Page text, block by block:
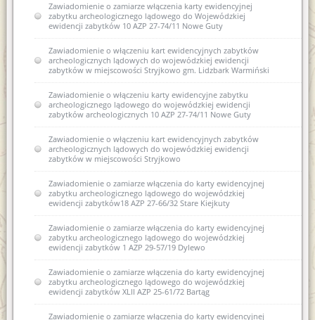
Zawiadomienie o zamiarze włączenia karty ewidencyjnej
zabytku archeologicznego lądowego do Wojewódzkiej
ewidencji zabytków 13 AZP 18-61/36 Stryjkowo
Zawiadomienie o zamiarze włączenia karty ewidencyjnej
zabytku archeologicznego lądowego do Wojewódzkiej
ewidencji zabytków 10 AZP 27-74/11 Nowe Guty
Zawiadomienie o włączeniu kart ewidencyjnych zabytków
archeologicznych lądowych do wojewódzkiej ewidencji
zabytków w miejscowości Stryjkowo gm. Lidzbark Warmiński
Zawiadomienie o włączeniu karty ewidencyjne zabytku
archeologicznego lądowego do wojewódzkiej ewidencji
zabytków archeologicznych 10 AZP 27-74/11 Nowe Guty
Zawiadomienie o włączeniu kart ewidencyjnych zabytków
archeologicznych lądowych do wojewódzkiej ewidencji
zabytków w miejscowości Stryjkowo
Zawiadomienie o zamiarze włączenia do karty ewidencyjnej
zabytku archeologicznego lądowego do wojewódzkiej
ewidencji zabytków18 AZP 27-66/32 Stare Kiejkuty
Zawiadomienie o zamiarze włączenia do karty ewidencyjnej
zabytku archeologicznego lądowego do wojewódzkiej
ewidencji zabytków 1 AZP 29-57/19 Dylewo
Zawiadomienie o zamiarze włączenia do karty ewidencyjnej
zabytku archeologicznego lądowego do wojewódzkiej
ewidencji zabytków XLII AZP 25-61/72 Bartąg
Zawiadomienie o zamiarze włączenia do karty ewidencyjnej